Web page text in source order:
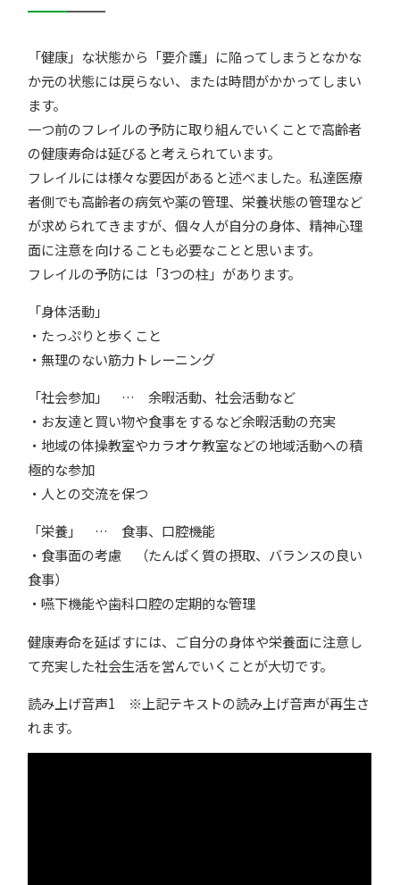
「健康」な状態から「要介護」に陥ってしまうとなかな
か元の状態には戻らない、または時間がかかってしまい
ます。
一つ前のフレイルの予防に取り組んでいくことで高齢者
の健康寿命は延びると考えられています。
フレイルには様々な要因があると述べました。私達医療
者側でも高齢者の病気や薬の管理、栄養状態の管理など
が求められてきますが、個々人が自分の身体、精神心理
面に注意を向けることも必要なことと思います。
フレイルの予防には「3つの柱」があります。
「身体活動」
・たっぷりと歩くこと
・無理のない筋力トレーニング
「社会参加」 … 余暇活動、社会活動など
・お友達と買い物や食事をするなど余暇活動の充実
・地域の体操教室やカラオケ教室などの地域活動への積
極的な参加
・人との交流を保つ
「栄養」 … 食事、口腔機能
・食事面の考慮 （たんぱく質の摂取、バランスの良い
食事）
・嚥下機能や歯科口腔の定期的な管理
健康寿命を延ばすには、ご自分の身体や栄養面に注意し
て充実した社会生活を営んでいくことが大切です。
読み上げ音声1 ※上記テキストの読み上げ音声が再生さ
れます。